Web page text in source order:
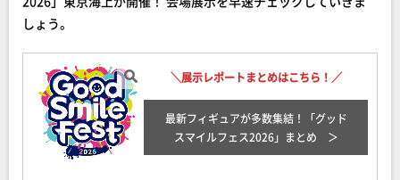
しょう。
＼展示レポートまとめはこちら！／
最新フィギュアが多数集結！「グッド
スマイルフェス2026」まとめ